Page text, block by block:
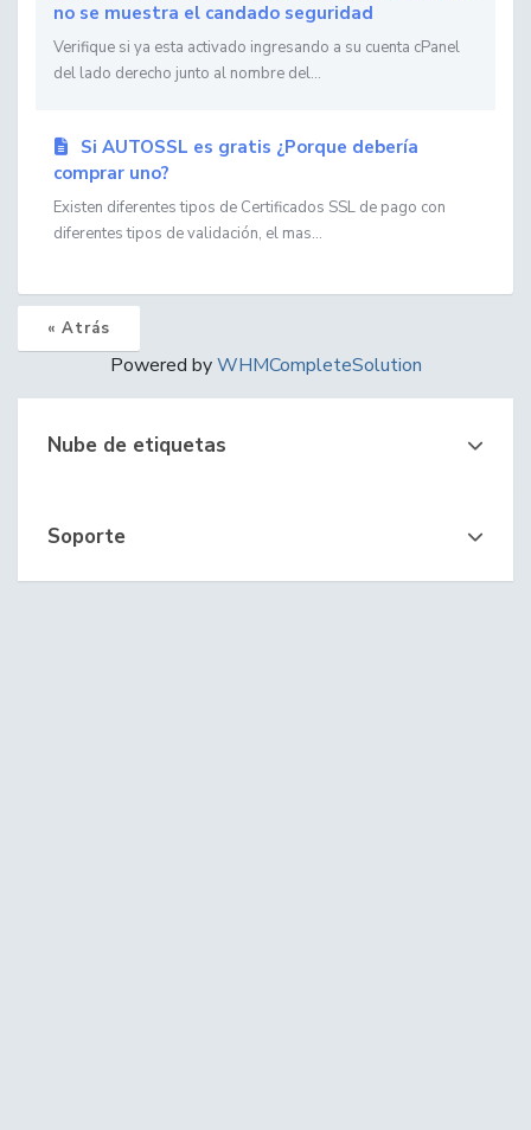
no se muestra el candado seguridad
Verifique si ya esta activado ingresando a su cuenta cPanel
del lado derecho junto al nombre del...
Si AUTOSSL es gratis ¿Porque debería
comprar uno?
Existen diferentes tipos de Certificados SSL de pago con
diferentes tipos de validación, el mas...
« Atrás
Powered byWHMCompleteSolution
Nube de etiquetas
Soporte